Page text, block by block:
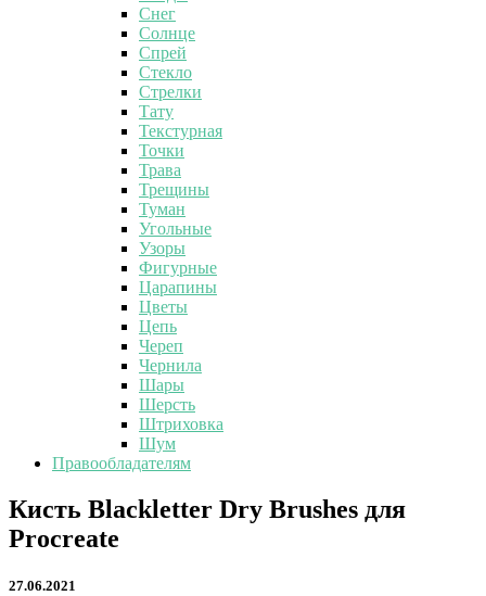
Снег
Солнце
Спрей
Стекло
Стрелки
Тату
Текстурная
Точки
Трава
Трещины
Туман
Угольные
Узоры
Фигурные
Царапины
Цветы
Цепь
Череп
Чернила
Шары
Шерсть
Штриховка
Шум
Правообладателям
Кисть
Blackletter
Dry
для
Кисть Blackletter Dry Brushes для
Procreate
27.06.2021